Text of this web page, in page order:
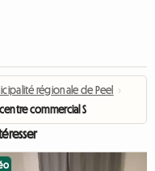
régionale de Peel
›
commercial Square 1